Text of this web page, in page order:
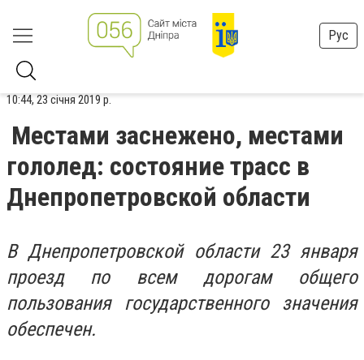
Рус
10:44, 23 січня 2019 р.
Местами заснежено, местами
гололед: состояние трасс в
Днепропетровской области
В Днепропетровской области 23 января
проезд по всем дорогам общего
пользования государственного значения
обеспечен.